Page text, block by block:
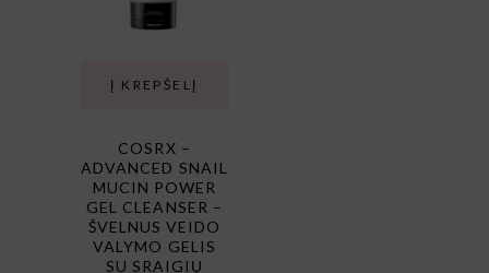
Į KREPŠELĮ
COSRX –
ADVANCED SNAIL
MUCIN POWER
GEL CLEANSER –
ŠVELNUS VEIDO
VALYMO GELIS
SU SRAIGIŲ